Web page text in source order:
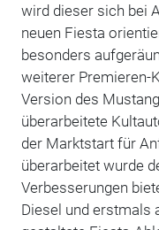
wird dieser sich bei
neuen Fiesta
besonders
weiterer Premieren-
Version des
überarbeitete
der Marktstart für
überarbeitet wurde
Verbesserungen
Diesel und erstmals